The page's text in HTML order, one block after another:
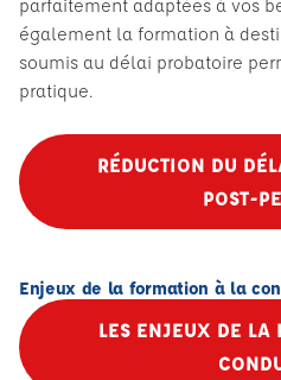
parfaitement adaptées à vos
également la formation à
soumis au délai probatoire
pratique.
RÉDUCTION DU
POST-
Enjeux de la formation à la
LES ENJEUX DE LA